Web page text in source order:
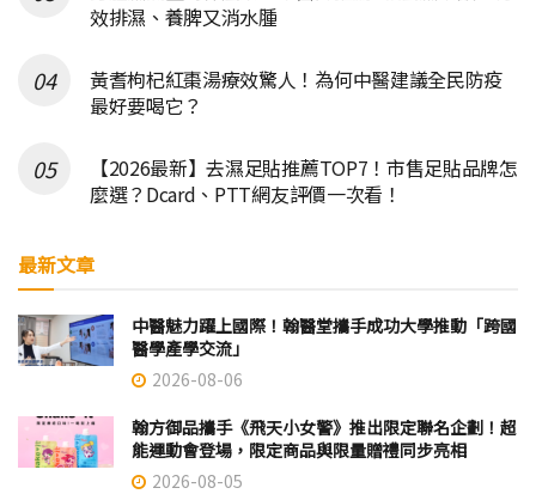
效排濕、養脾又消水腫
黃耆枸杞紅棗湯療效驚人！為何中醫建議全民防疫
最好要喝它？
【2026最新】去濕足貼推薦TOP7！市售足貼品牌怎
麼選？Dcard、PTT網友評價一次看！
最新文章
中醫魅力躍上國際！翰醫堂攜手成功大學推動「跨國
醫學產學交流」
2026-08-06
翰方御品攜手《飛天小女警》推出限定聯名企劃！超
能運動會登場，限定商品與限量贈禮同步亮相
2026-08-05